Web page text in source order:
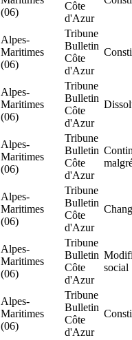
(06)
Côte
d'Azur
Alpes-
Maritimes
(06)
Tribune
Bulletin
Côte
d'Azur
Alpes-
Maritimes
(06)
Tribune
Bulletin
Côte
d'Azur
Alpes-
Maritimes
(06)
Tribune
Bulletin
Côte
d'Azur
Alpes-
Maritimes
(06)
Tribune
Bulletin
Côte
d'Azur
Alpes-
Maritimes
(06)
Tribune
Bulletin
Côte
d'Azur
social
Alpes-
Maritimes
(06)
Tribune
Bulletin
Côte
d'Azur